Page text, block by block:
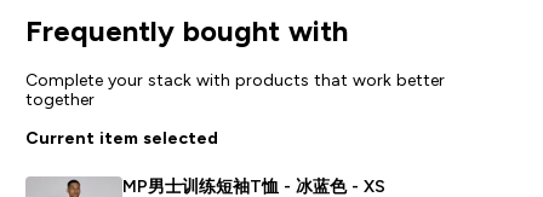
Frequently bought with
Complete your stack with products that work better
together
Current item selected
MP男士训练短袖T恤 - 冰蓝色 - XS